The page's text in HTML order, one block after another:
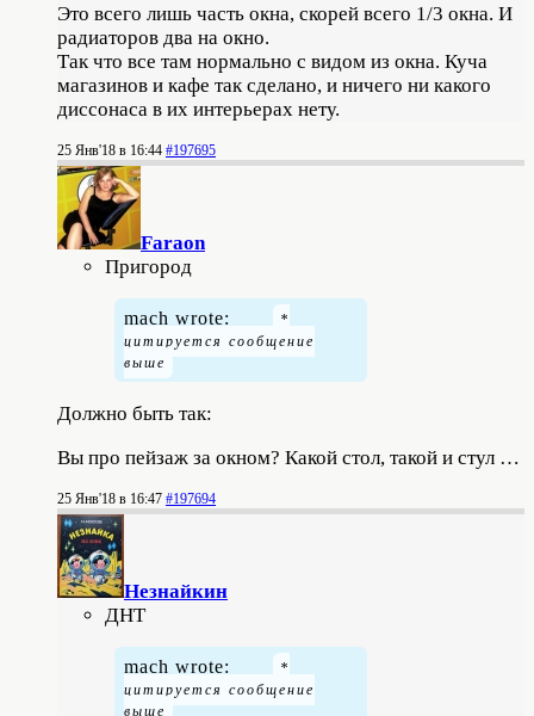
Это всего лишь часть окна, скорей всего 1/3 окна. И
радиаторов два на окно.
Так что все там нормально с видом из окна. Куча
магазинов и кафе так сделано, и ничего ни какого
диссонаса в их интерьерах нету.
25 Янв'18 в 16:44 #197695
Faraon
Пригород
mach wrote:
Должно быть так:
Вы про пейзаж за окном? Какой стол, такой и стул …
25 Янв'18 в 16:47 #197694
Незнайкин
ДНТ
mach wrote: